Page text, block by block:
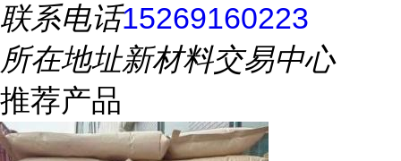
联系电话15269160223
所在地址新材料交易中心
推荐产品